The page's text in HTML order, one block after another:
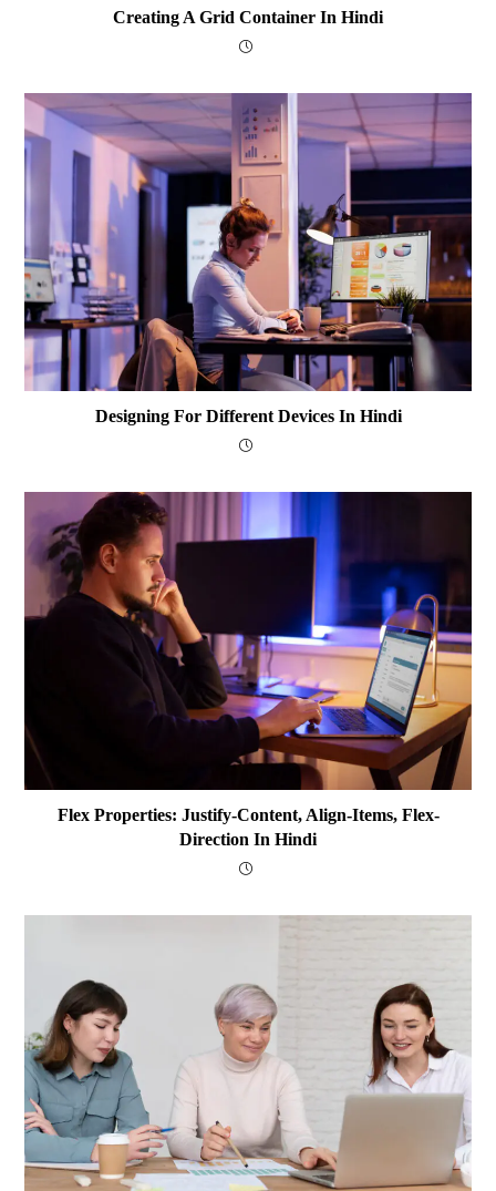
Creating A Grid Container In Hindi
Designing For Different Devices In Hindi
Flex Properties: Justify-Content, Align-Items, Flex-
Direction In Hindi